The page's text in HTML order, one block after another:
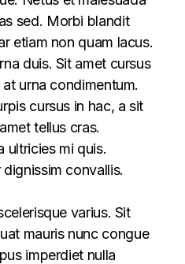
sed. Morbi blandit
etiam non quam lacus.
duis. Sit amet cursus
urna condimentum.
cursus in hac, a sit
tellus cras.
ultricies mi quis.
convallis.
varius. Sit
mauris nunc congue
imperdiet nulla